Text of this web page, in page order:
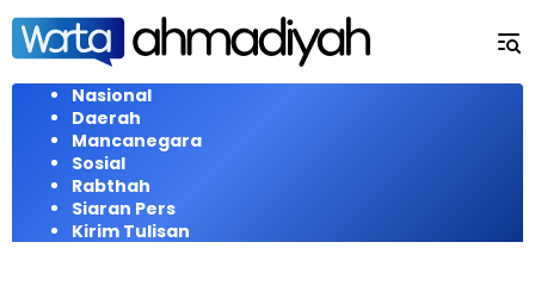
Langsung
konten
Nasional
Daerah
Mancanegara
Sosial
Rabthah
Siaran Pers
Kirim Tulisan